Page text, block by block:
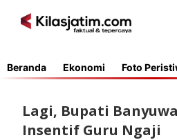
Beranda Ekonomi Foto
Lagi, Bupati
Insentif Guru Ngaji